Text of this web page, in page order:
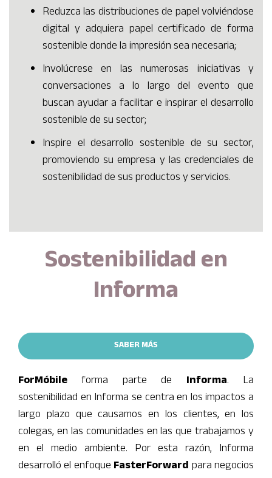
Reduzca las distribuciones de papel volviéndose
digital y adquiera papel certificado de forma
sostenible donde la impresión sea necesaria;
Involúcrese en las numerosas iniciativas y
conversaciones a lo largo del evento que
buscan ayudar a facilitar e inspirar el desarrollo
sostenible de su sector;
Inspire el desarrollo sostenible de su sector,
promoviendo su empresa y las credenciales de
sostenibilidad de sus productos y servicios.
Sostenibilidad en
Informa
SABER MÁS
SABER MÁS(opens in new tab)
ForMóbileforma parte de Informa. La
sostenibilidad en Informa se centra en los impactos a
largo plazo que causamos en los clientes, en los
colegas, en las comunidades en las que trabajamos y
en el medio ambiente. Por esta razón, Informa
desarrolló el enfoque FasterForward para negocios